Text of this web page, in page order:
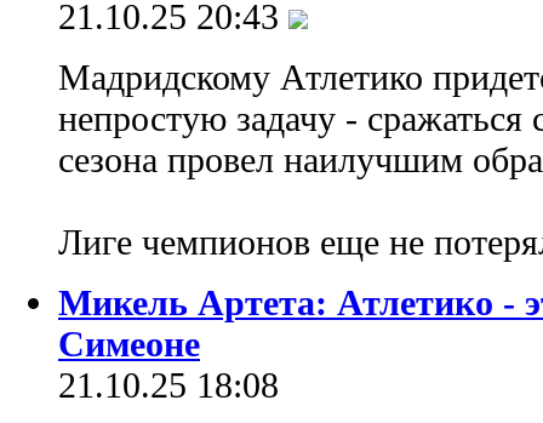
21.10.25 20:43
Мадридскому Атлетико
непростую задачу -
сезона провел наилучшим
Лиге чемпионов еще не
Микель Артета: Атлетико -
Симеоне
21.10.25 18:08